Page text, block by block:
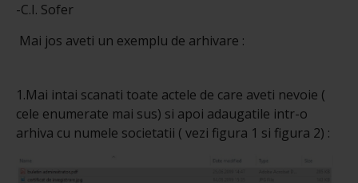
-C.I. Sofer
Mai jos aveti un exemplu de arhivare :
1.Mai intai scanati toate actele de care aveti nevoie (
cele enumerate mai sus) si apoi adaugatile intr-o
arhiva cu numele societatii ( vezi figura 1 si figura 2) :